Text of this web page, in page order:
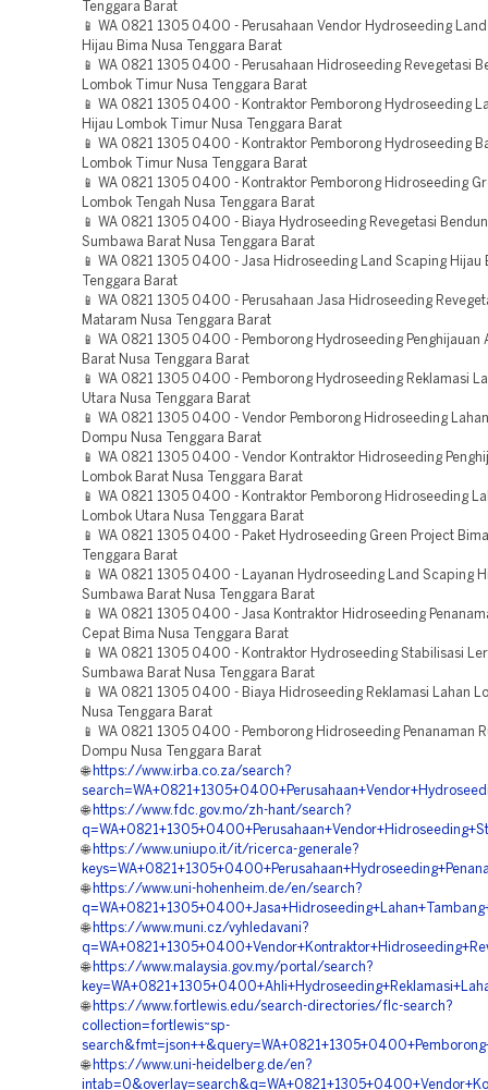
Tenggara Barat
📱 WA 0821 1305 0400 - Perusahaan Vendor Hydroseeding
Hijau Bima Nusa Tenggara Barat
📱 WA 0821 1305 0400 - Perusahaan Hidroseeding Revegetasi
Lombok Timur Nusa Tenggara Barat
📱 WA 0821 1305 0400 - Kontraktor Pemborong Hydroseeding
Hijau Lombok Timur Nusa Tenggara Barat
📱 WA 0821 1305 0400 - Kontraktor Pemborong Hydroseeding
Lombok Timur Nusa Tenggara Barat
📱 WA 0821 1305 0400 - Kontraktor Pemborong Hidroseeding
Lombok Tengah Nusa Tenggara Barat
📱 WA 0821 1305 0400 - Biaya Hydroseeding Revegetasi
Sumbawa Barat Nusa Tenggara Barat
📱 WA 0821 1305 0400 - Jasa Hidroseeding Land Scaping Hijau
Tenggara Barat
📱 WA 0821 1305 0400 - Perusahaan Jasa Hidroseeding
Mataram Nusa Tenggara Barat
📱 WA 0821 1305 0400 - Pemborong Hydroseeding Penghijauan
Barat Nusa Tenggara Barat
📱 WA 0821 1305 0400 - Pemborong Hydroseeding Reklamasi
Utara Nusa Tenggara Barat
📱 WA 0821 1305 0400 - Vendor Pemborong Hidroseeding
Dompu Nusa Tenggara Barat
📱 WA 0821 1305 0400 - Vendor Kontraktor Hidroseeding
Lombok Barat Nusa Tenggara Barat
📱 WA 0821 1305 0400 - Kontraktor Pemborong Hidroseeding
Lombok Utara Nusa Tenggara Barat
📱 WA 0821 1305 0400 - Paket Hydroseeding Green Project
Tenggara Barat
📱 WA 0821 1305 0400 - Layanan Hydroseeding Land Scaping
Sumbawa Barat Nusa Tenggara Barat
📱 WA 0821 1305 0400 - Jasa Kontraktor Hidroseeding
Cepat Bima Nusa Tenggara Barat
📱 WA 0821 1305 0400 - Kontraktor Hydroseeding Stabilisasi
Sumbawa Barat Nusa Tenggara Barat
📱 WA 0821 1305 0400 - Biaya Hidroseeding Reklamasi Lahan
Nusa Tenggara Barat
📱 WA 0821 1305 0400 - Pemborong Hidroseeding Penanaman
Dompu Nusa Tenggara Barat
🌐 https://www.irba.co.za/search?
🌐 https://www.fdc.gov.mo/zh-hant/search?
🌐 https://www.uniupo.it/it/ricerca-generale?
🌐 https://www.uni-hohenheim.de/en/search?
🌐 https://www.muni.cz/vyhledavani?
🌐 https://www.malaysia.gov.my/portal/search?
🌐 https://www.fortlewis.edu/search-directories/flc-search?
collection=fortlewis~sp-
🌐 https://www.uni-heidelberg.de/en?